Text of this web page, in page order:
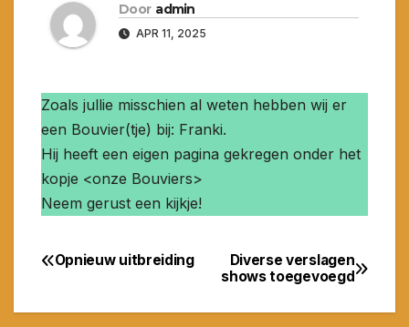
Door admin
APR 11, 2025
Zoals jullie misschien al weten hebben wij er
een Bouvier(tje) bij: Franki.
Hij heeft een eigen pagina gekregen onder het
kopje <onze Bouviers>
Neem gerust een kijkje!
Bericht
navigatie
Diverse verslagen
shows toegevoegd
Opnieuw uitbreiding